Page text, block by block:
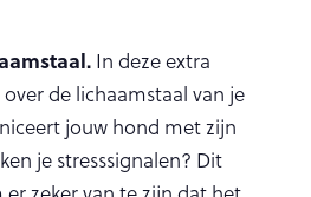
In deze extra
de lichaamstaal van je
jouw hond met zijn
je stresssignalen? Dit